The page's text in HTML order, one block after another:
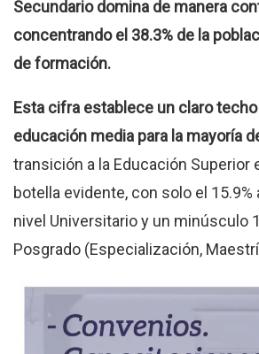
Secundario domina de manera
concentrando el 38.3% de la
de formación.
Esta cifra establece un claro
educación media para la mayoría
transición a la Educación Superior
botella evidente, con solo el 15.9%
nivel Universitario y un minúsculo
Posgrado (Especialización,